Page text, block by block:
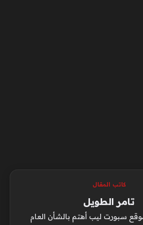
كاتب المقال
تامر الطويل
سبورت ليب أهتم بالشأن العام